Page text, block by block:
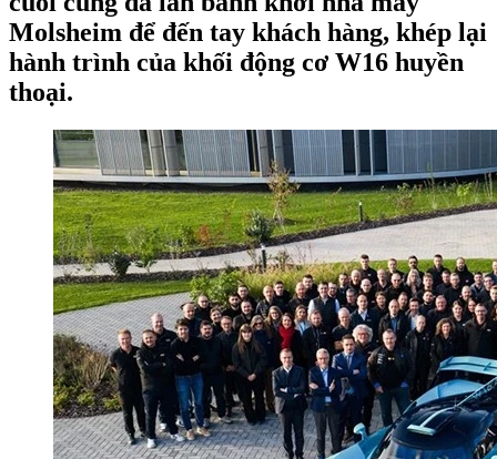
Molsheim để đến tay khách hàng, khép lại
hành trình của khối động cơ W16 huyền
thoại.